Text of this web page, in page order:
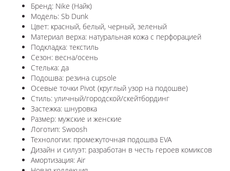
Бренд: Nike (Найк)
Модель: Sb Dunk
Цвет: красный, белый, черный, зеленый
Материал верха: натуральная кожа с перфорацией
Подкладка: текстиль
Сезон: весна/осень
Стелька: да
Подошва: резина cupsole
Осевые точки Pivot (круглый узор на подошве)
Стиль: уличный/городской/скейтбординг
Застежка: шнуровка
Размер: мужские и женские
Логотип: Swoosh
Технологии: промежуточная подошва EVA
Дизайн и силуэт: разработан в честь героев комиксов
Амортизация: Air